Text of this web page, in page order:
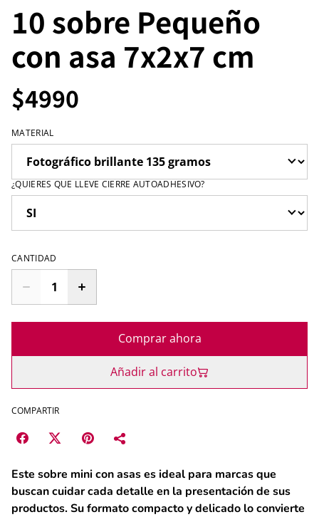
10 sobre Pequeño
con asa 7x2x7 cm
$4990
MATERIAL
¿QUIERES QUE LLEVE CIERRE AUTOADHESIVO?
CANTIDAD
Comprar ahora
Añadir al carrito
COMPARTIR
Este sobre mini con asas es ideal para marcas que
buscan cuidar cada detalle en la presentación de sus
productos. Su formato compacto y delicado lo convierte